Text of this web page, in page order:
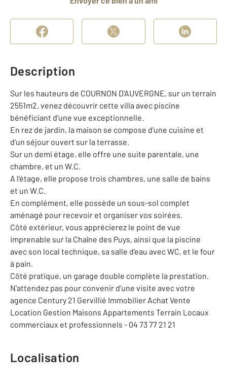
Description
Sur les hauteurs de COURNON D'AUVERGNE, sur un terrain
2551m2, venez découvrir cette villa avec piscine
bénéficiant d'une vue exceptionnelle.
En rez de jardin, la maison se compose d'une cuisine et
d'un séjour ouvert sur la terrasse.
Sur un demi étage, elle offre une suite parentale, une
chambre, et un W.C.
A l'étage, elle propose trois chambres, une salle de bains
et un W.C.
En complément, elle possède un sous-sol complet
aménagé pour recevoir et organiser vos soirées.
Côté extérieur, vous apprécierez le point de vue
imprenable sur la Chaîne des Puys, ainsi que la piscine
avec son local technique, sa salle d'eau avec WC, et le four
à pain.
Côté pratique, un garage double complète la prestation.
N'attendez pas pour convenir d'une visite avec votre
agence Century 21 Gervillié Immobilier Achat Vente
Location Gestion Maisons Appartements Terrain Locaux
commerciaux et professionnels - 04 73 77 21 21
Localisation